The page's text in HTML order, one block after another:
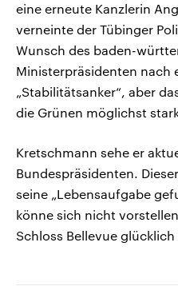
eine erneute Kanzlerin
verneinte der Tübinger
Wunsch des baden-
Ministerpräsidenten nach
„Stabilitätsanker“, aber
die Grünen möglichst
Kretschmann sehe er
Bundespräsidenten.
seine „Lebensaufgabe
könne sich nicht
Schloss Bellevue glücklich